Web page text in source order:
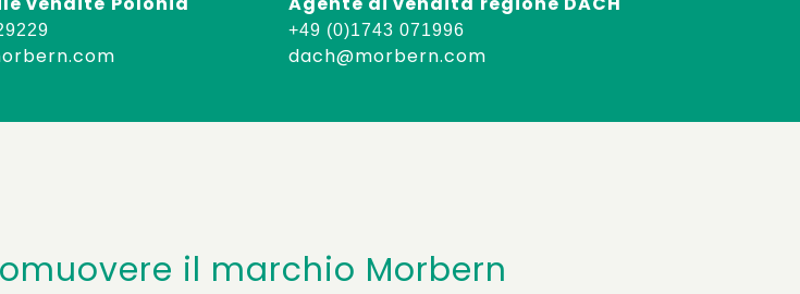
+49 (0)1743 071996
dach@morbern.com
il marchio Morbern